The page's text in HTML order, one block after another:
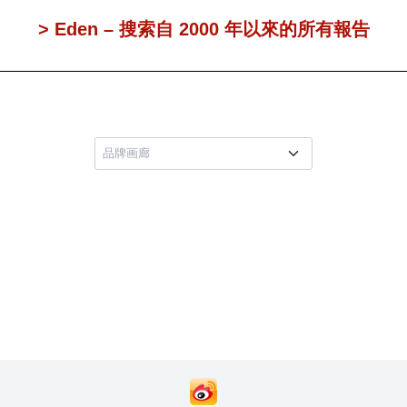
> Eden – 搜索自 2000 年以來的所有報告